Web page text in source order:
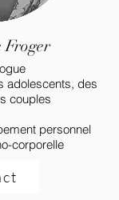
Froger
adolescents, des
couples
personnel
corporelle